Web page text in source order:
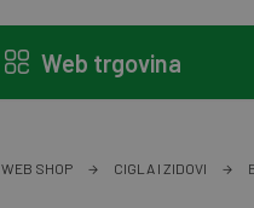
Web trgovina
WEB SHOP CIGLA I ZIDOVI